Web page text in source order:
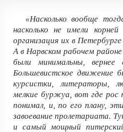
«Насколько вообще
насколько не имели
организация их в
А в Нарвском рабочем
были минимальны, вернее
Большевистское движение
курсистки, литераторы,
мелкие буржуа, вот где рос
понимал, и, по его плану,
завоевание пролетариата.
и самый мощный